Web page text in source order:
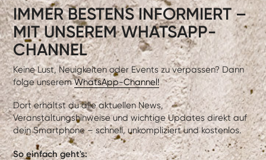
IMMER BESTENS INFORMIERT –
MIT UNSEREM WHATSAPP-
CHANNEL
Keine Lust, Neuigkeiten oder Events zu verpassen? Dann
folge unseremWhatsApp-Channel!
Dort erhältst du alle aktuellen News,
Veranstaltungshinweise und wichtige Updates direkt auf
dein Smartphone – schnell, unkompliziert und kostenlos.
So einfach geht's: